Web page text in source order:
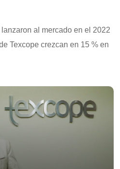
al mercado en el 2022
Texcope crezcan en 15 % en